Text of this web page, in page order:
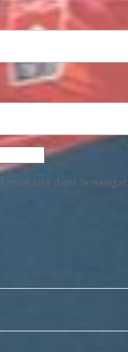
mon site dans le
Article